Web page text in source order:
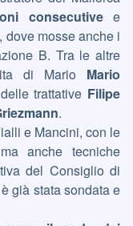
consecutivee
mosse anche i
B. Tra le altre
di Mario Mario
trattative Filipe
.
e Mancini, con le
anche tecniche
del Consiglio di
già stata sondata e